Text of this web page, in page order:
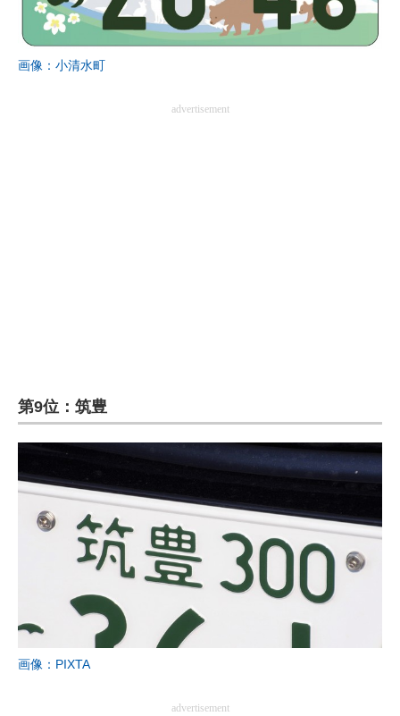
画像：小清水町
advertisement
第9位：筑豊
画像：PIXTA
advertisement